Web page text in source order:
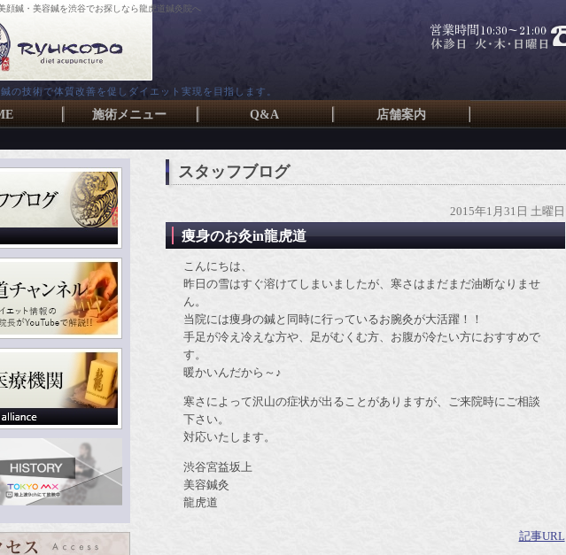
顔鍼・美容鍼を渋谷でお探しなら龍虎道鍼灸院へ
の技術で体質改善を促しダイエット実現を目指します。
施術メニュー Q&A 店舗案内
スタッフブログ
2015年1月31日 土曜日
痩身のお灸in龍虎道
こんにちは、
昨日の雪はすぐ溶けてしまいましたが、寒さはまだまだ油断なりませ
ん。
当院には痩身の鍼と同時に行っているお腕灸が大活躍！！
手足が冷え冷えな方や、足がむくむ方、お腹が冷たい方におすすめで
す。
暖かいんだから～♪
寒さによって沢山の症状が出ることがありますが、ご来院時にご相談
下さい。
対応いたします。
渋谷宮益坂上
美容鍼灸
龍虎道
記事URL